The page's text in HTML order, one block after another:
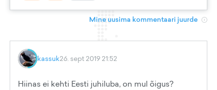
Mine uusima kommentaari juurde
kassuk26. sept 2019 21:52
Hiinas ei kehti Eesti juhiluba, on mul õigus?